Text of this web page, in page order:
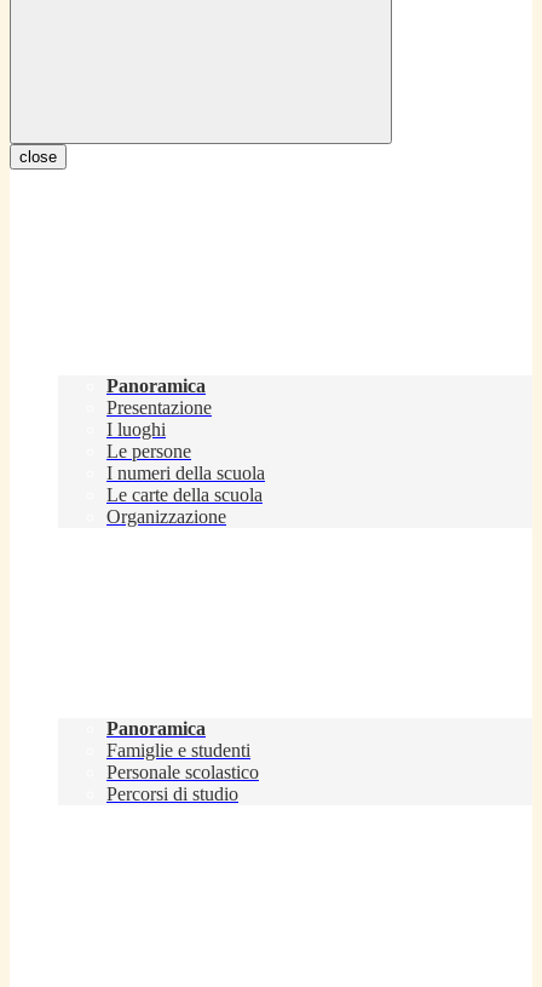
close
Panoramica
Presentazione
I luoghi
Le persone
I numeri della scuola
Le carte della scuola
Organizzazione
Panoramica
Famiglie e studenti
Personale scolastico
Percorsi di studio